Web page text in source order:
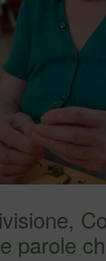
parole